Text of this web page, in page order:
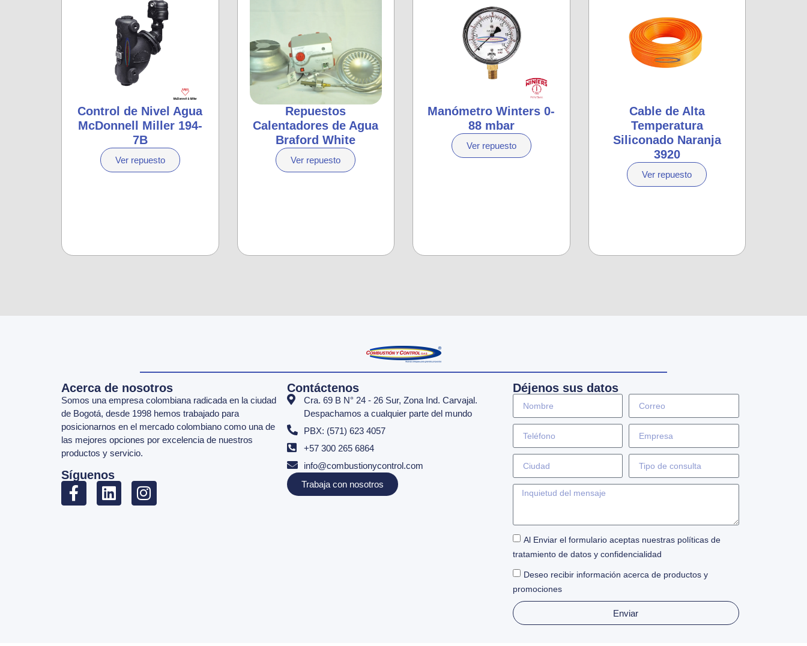
Control de Nivel Agua
McDonnell Miller 194-
7B
Ver repuesto
Repuestos
Calentadores de Agua
Braford White
Ver repuesto
Manómetro Winters 0-
88 mbar
Ver repuesto
Cable de Alta
Temperatura
Siliconado Naranja
3920
Ver repuesto
Acerca de nosotros
Somos una empresa colombiana radicada en la ciudad
de Bogotá, desde 1998 hemos trabajado para
posicionarnos en el mercado colombiano como una de
las mejores opciones por excelencia de nuestros
productos y servicio.
Síguenos
Contáctenos
Cra. 69 B N° 24 - 26 Sur, Zona Ind. Carvajal.
Despachamos a cualquier parte del mundo
PBX: (571) 623 4057
+57 300 265 6864
info@combustionycontrol.com
Trabaja con nosotros
Déjenos sus datos
Al Enviar el formulario aceptas nuestras políticas de
tratamiento de datos y confidencialidad
Deseo recibir información acerca de productos y
promociones
Enviar